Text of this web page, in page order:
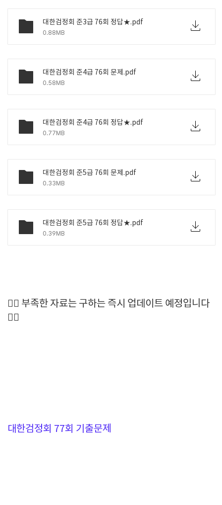
대한검정회 준3급 76회 정답★.pdf
0.88MB
대한검정회 준4급 76회 문제.pdf
0.58MB
대한검정회 준4급 76회 정답★.pdf
0.77MB
대한검정회 준5급 76회 문제.pdf
0.33MB
대한검정회 준5급 76회 정답★.pdf
0.39MB
🙆‍♂️ 부족한 자료는 구하는 즉시 업데이트 예정입니다
🙆‍♀️
대한검정회 77회 기출문제